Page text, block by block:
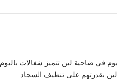
في ضاحية لبن تتميز شغالات باليوم
بقدرتهم على تنظيف السجاد